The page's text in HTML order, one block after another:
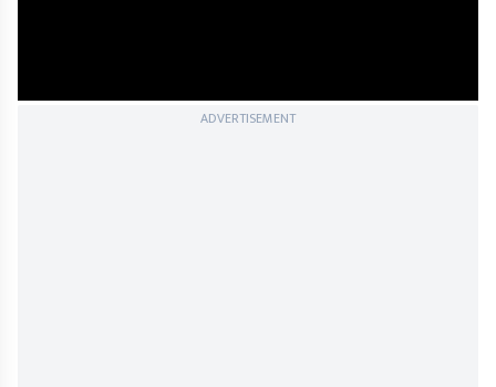
ADVERTISEMENT